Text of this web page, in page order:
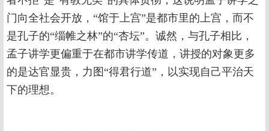
门向全社会开放，“馆于上宫”是都市里的上宫，而不
是孔子的“缁帷之林”的“杏坛”。诚然，与孔子相比，
孟子讲学更偏重于在都市讲学传道，讲授的对象更多
的是达官显贵，力图“得君行道”，以实现自己平治天
下的理想。